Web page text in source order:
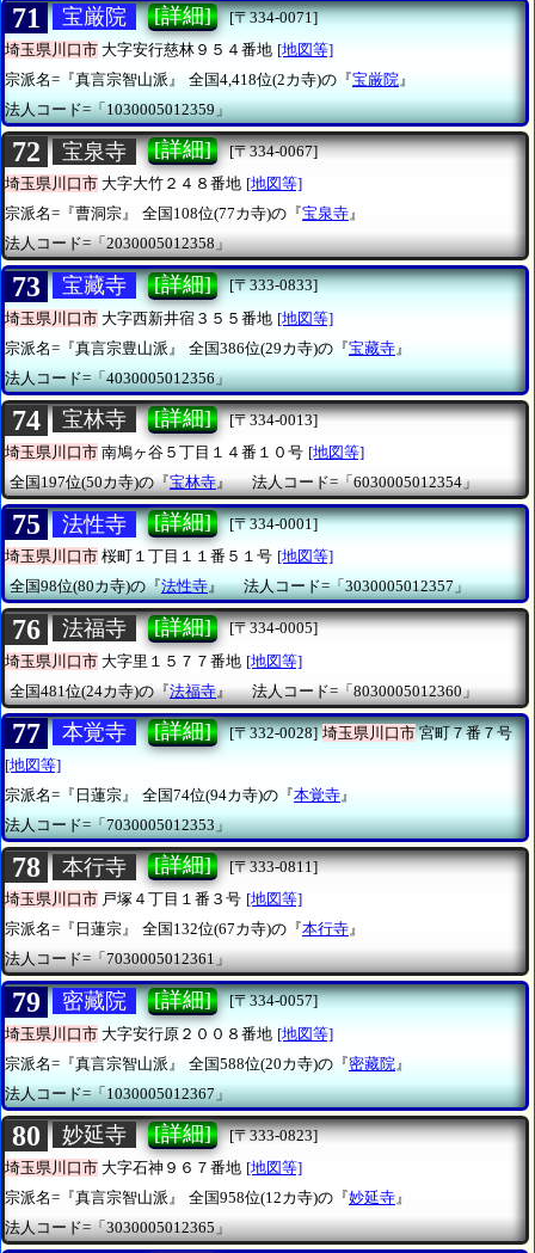
71 宝厳院 [詳細]
[〒334-0071]
埼玉県川口市 大字安行慈林９５４番地 [地図等]
宗派名=『真言宗智山派』
全国4,418位(2カ寺)の『宝厳院 』
法人コード=「1030005012359」
72 宝泉寺 [詳細]
[〒334-0067]
埼玉県川口市 大字大竹２４８番地 [地図等]
宗派名=『曹洞宗』
全国108位(77カ寺)の『宝泉寺』
法人コード=「2030005012358」
73 宝藏寺 [詳細]
[〒333-0833]
埼玉県川口市 大字西新井宿３５５番地 [地図等]
宗派名=『真言宗豊山派』
全国386位(29カ寺)の『宝藏寺 』
法人コード=「4030005012356」
74 宝林寺 [詳細]
[〒334-0013]
埼玉県川口市 南鳩ヶ谷５丁目１４番１０号 [地図等]
全国197位(50カ寺)の『宝林寺』 法人コード=「6030005012354」
75 法性寺 [詳細]
[〒334-0001]
埼玉県川口市 桜町１丁目１１番５１号 [地図等]
全国98位(80カ寺)の『法性寺』 法人コード=「3030005012357」
76 法福寺 [詳細]
[〒334-0005]
埼玉県川口市 大字里１５７７番地 [地図等]
全国481位(24カ寺)の『法福寺』 法人コード=「8030005012360」
77 本覚寺 [詳細] [〒332-0028] 埼玉県川口市宮町７番７号
[地図等]
宗派名=『日蓮宗』
全国74位(94カ寺)の『本覚寺 』
法人コード=「7030005012353」
78 本行寺 [詳細]
[〒333-0811]
埼玉県川口市 戸塚４丁目１番３号 [地図等]
宗派名=『日蓮宗』
全国132位(67カ寺)の『本行寺』
法人コード=「7030005012361」
79 密藏院 [詳細]
[〒334-0057]
埼玉県川口市 大字安行原２００８番地 [地図等]
宗派名=『真言宗智山派』
全国588位(20カ寺)の『密藏院 』
法人コード=「1030005012367」
80 妙延寺 [詳細]
[〒333-0823]
埼玉県川口市 大字石神９６７番地 [地図等]
宗派名=『真言宗智山派』
全国958位(12カ寺)の『妙延寺 』
法人コード=「3030005012365」